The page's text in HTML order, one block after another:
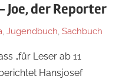
Joe, der Reporter
, Jugendbuch, Sachbuch
„für Leser ab 11
Hansjosef